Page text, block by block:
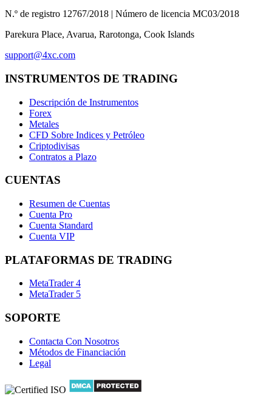
N.º de registro 12767/2018 | Número de licencia MC03/2018
Parekura Place, Avarua, Rarotonga, Cook Islands
support@4xc.com
INSTRUMENTOS DE TRADING
Descripción de Instrumentos
Forex
Metales
CFD Sobre Indices y Petróleo
Criptodivisas
Contratos a Plazo
CUENTAS
Resumen de Cuentas
Cuenta Pro
Cuenta Standard
Cuenta VIP
PLATAFORMAS DE TRADING
MetaTrader 4
MetaTrader 5
SOPORTE
Contacta Con Nosotros
Métodos de Financiación
Legal